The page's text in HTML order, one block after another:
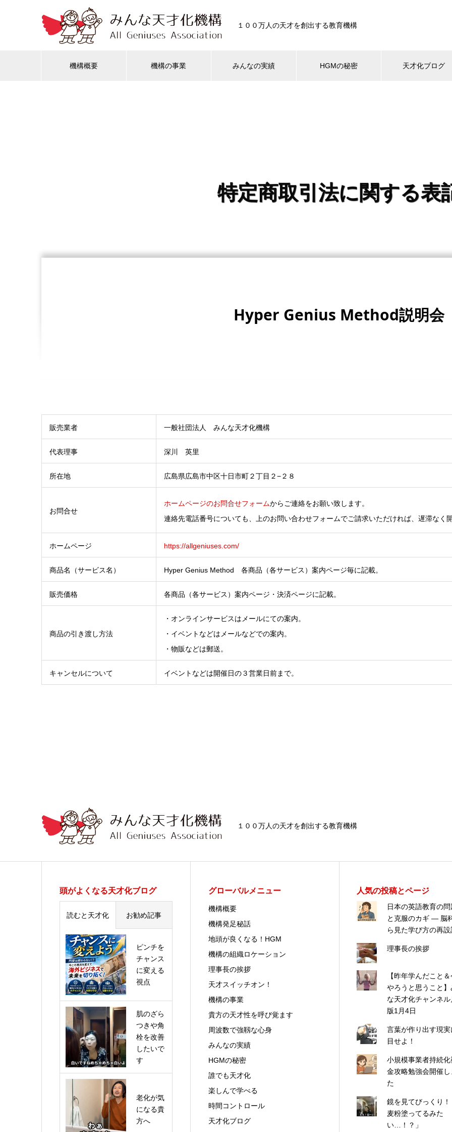
１００万人の天才を創出する教育機構
機構概要 機構の事業 みんなの実績 HGMの秘密 天才化ブログ
特定商取引法に関する表
Hyper Genius Method説明会
販売業者 一般社団法人 みんな天才化機構
代表理事 深川 英里
所在地 広島県広島市中区十日市町２丁目２−２８
お問合せ
ホームページのお問合せフォームからご連絡をお願い致します。
連絡先電話番号についても、上のお問い合わせフォームでご請求いただければ、遅滞なく
ホームページ https://allgeniuses.com/
商品名（サービス名） Hyper Genius Method 各商品（各サービス）案内ページ毎に記載。
販売価格 各商品（各サービス）案内ページ・決済ページに記載。
商品の引き渡し方法
・オンラインサービスはメールにての案内。
・イベントなどはメールなどでの案内。
・物販などは郵送。
キャンセルについて イベントなどは開催日の３営業日前まで。
１００万人の天才を創出する教育機構
頭がよくなる天才化ブログ
読むと天才化 お勧め記事
ピンチを
チャンス
に変える
視点
肌のざら
つきや角
栓を改善
したいで
す
老化が気
になる貴
方へ
グローバルメニュー
機構概要
機構発足秘話
地頭が良くなる！HGM
機構の組織ロケーション
理事長の挨拶
天才スイッチオン！
機構の事業
貴方の天才性を呼び覚ます
周波数で強靱な心身
みんなの実績
HGMの秘密
誰でも天才化
楽しんで学べる
時間コントロール
天才化ブログ
人気の投稿とページ
日本の英語教育の問
と克服のカギ ― 脳
ら見た学び方の再設
理事長の挨拶
【昨年学んだこと
やろうと思うこと】
な天才化チャンネ
版1月4日
言葉が作り出す現実
目せよ！
小規模事業者持続化
金攻略勉強会開催し
た
鏡を見てびっくり！
麦粉塗ってるみた
い…！？」